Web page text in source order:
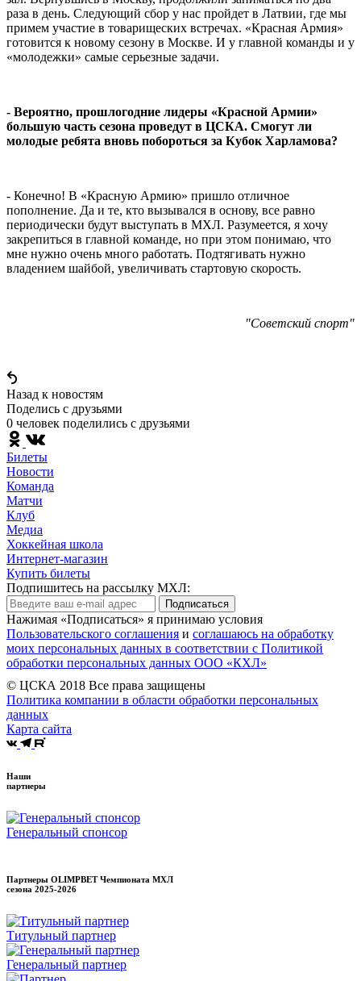
раза в день. Следующий сбор у нас пройдет в Латвии, где мы
примем участие в товарищеских встречах. «Красная Армия»
готовится к новому сезону в Москве. И у главной команды и у
«молодежки» самые серьезные задачи.
- Вероятно, прошлогодние лидеры «Красной Армии»
большую часть сезона проведут в ЦСКА. Смогут ли
молодые ребята вновь побороться за Кубок Харламова?
- Конечно! В «Красную Армию» пришло отличное
пополнение. Да и те, кто вызывался в основу, все равно
периодически будут выступать в МХЛ. Разумеется, я хочу
закрепиться в главной команде, но при этом понимаю, что
мне нужно очень много работать. Подтягивать нужно
владением шайбой, увеличивать стартовую скорость.
"Советский спорт"
Назад к новостям
Поделись c друзьями
0 человек поделились c друзьями
Билеты
Новости
Команда
Матчи
Клуб
Медиа
Хоккейная школа
Интернет-магазин
Купить билеты
Подпишитесь на рассылку МХЛ:
Подписаться
Нажимая «Подписаться» я принимаю условия
Пользовательского соглашения и соглашаюсь на обработку
моих персональных данных в соответствии с Политикой
обработки персональных данных ООО «КХЛ»
© ЦСКА 2018 Все права защищены
Политика компании в области обработки персональных
данных
Карта сайта
Наши
партнеры
Генеральный спонсор
Партнеры OLIMPBET Чемпионата МХЛ
сезона 2025-2026
Титульный партнер
Генеральный партнер